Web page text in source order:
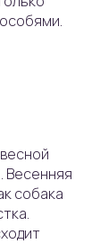
собака